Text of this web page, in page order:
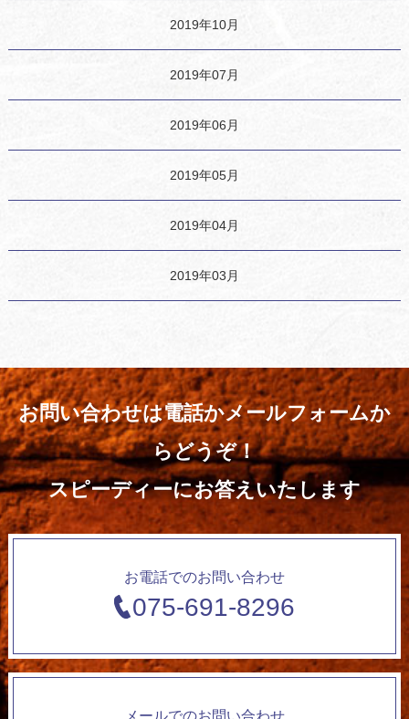
2019年10月
2019年07月
2019年06月
2019年05月
2019年04月
2019年03月
お問い合わせは電話かメールフォームか
らどうぞ！
スピーディーにお答えいたします
お電話でのお問い合わせ
075-691-8296
メールでのお問い合わせ